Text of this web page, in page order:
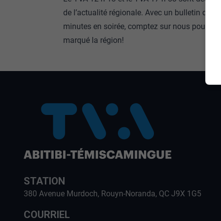
de l’actualité régionale. Avec un bulletin de
minutes en soirée, comptez sur nous pour
marqué la région!
STATION
380 Avenue Murdoch, Rouyn-Noranda, QC J9X 1G5
COURRIEL